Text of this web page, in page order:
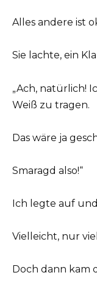
Alles andere ist
Sie lachte, ein
„Ach, natürlich!
Weiß zu tragen.
Das wäre ja
Smaragd also!“
Ich legte auf
Vielleicht, nur
Doch dann kam